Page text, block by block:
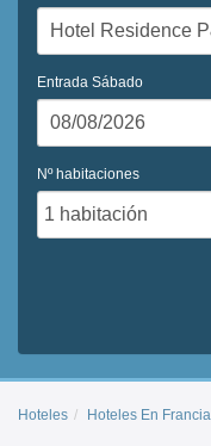
Entrada Sábado
Nº habitaciones
Hoteles Hoteles En Francia